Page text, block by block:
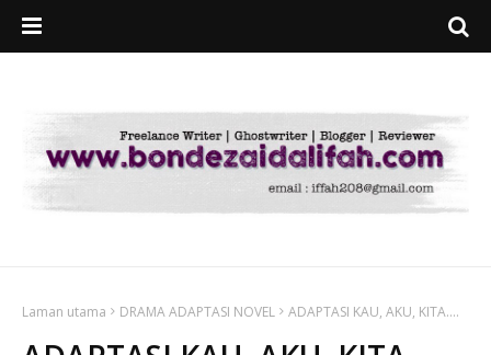
Laman utama DRAMA ADAPTASI NOVEL ADAPTASI KAU, AKU, KITA....